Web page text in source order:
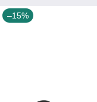
–15%